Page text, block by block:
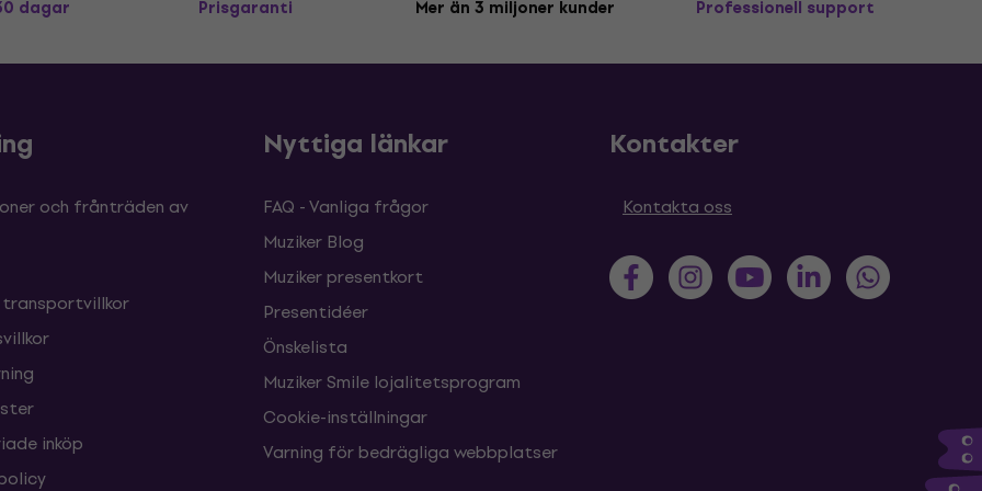
dagar Prisgaranti Mer än 3 miljoner kunder Professionell support
och frånträden av
transportvillkor
inköp
Nyttiga länkar
FAQ - Vanliga frågor
Muziker Blog
Muziker presentkort
Presentidéer
Önskelista
Muziker Smile lojalitetsprogram
Cookie-inställningar
Varning för bedrägliga webbplatser
Kontakter
Kontakta oss